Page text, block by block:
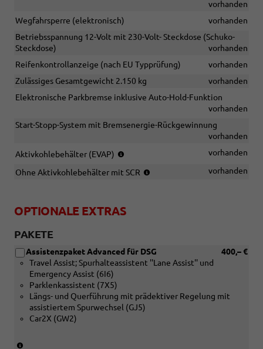
vorhanden
Wegfahrsperre (elektronisch)
vorhanden
Betriebsspannung 12-Volt mit 230-Volt- Steckdose (Schuko-
Steckdose)
vorhanden
Reifenkontrollanzeige (nach EU Typprüfung)
vorhanden
Zulässiges Gesamtgewicht 2.150 kg
vorhanden
Elektronische Parkbremse inklusive Auto-Hold-Funktion
vorhanden
Start-Stopp-System mit Bremsenergie-Rückgewinnung
vorhanden
Aktivkohlebehälter (EVAP)
Verbindung
vorhanden
Ohne Aktivkohlebehälter mit SCR vorhanden
OPTIONALE EXTRAS
PAKETE
400,– €
Assistenzpaket Advanced für DSG
Travel Assist; Spurhalteassistent ''Lane Assist'' und
Emergency Assist (6I6)
Parklenkassistent (7X5)
Längs- und Querführung mit prädektiver Regelung mit
assistiertem Spurwechsel (GJ5)
Car2X (GW2)